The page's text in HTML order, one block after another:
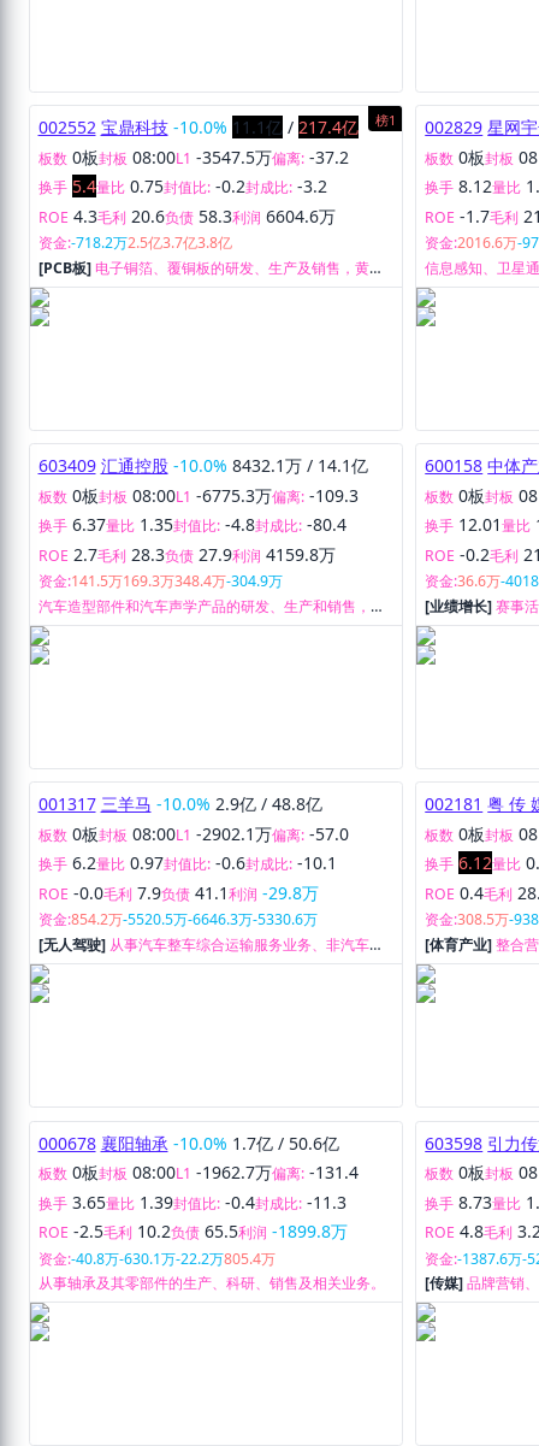
榜1
002552 宝鼎科技 -10.0% 11.1亿 / 217.4亿
板数 0板封板 08:00L1 -3547.5万偏离: -37.2
换手 5.4量比 0.75封值比: -0.2封成比: -3.2
ROE 4.3毛利 20.6负债 58.3利润 6604.6万
资金:-718.2万2.5亿3.7亿3.8亿
[PCB板] 电子铜箔、覆铜板的研发、生产及销售，黄金
采选及销售。
002829 星网
板数 0板封板
换手 8.12量比
ROE -1.7毛利
资金:2016.6万-
信息感知、卫星
603409 汇通控股 -10.0% 8432.1万 / 14.1亿
板数 0板封板 08:00L1 -6775.3万偏离: -109.3
换手 6.37量比 1.35封值比: -4.8封成比: -80.4
ROE 2.7毛利 28.3负债 27.9利润 4159.8万
资金:141.5万169.3万348.4万-304.9万
汽车造型部件和汽车声学产品的研发、生产和销售，以
及汽车车轮总成分装业务。
600158 中体
板数 0板封板
换手 12.01量比
ROE -0.2毛利
资金:36.6万-
[业绩增长]赛事
票、线下体育空
运营、资本运作
001317 三羊马 -10.0% 2.9亿 / 48.8亿
板数 0板封板 08:00L1 -2902.1万偏离: -57.0
换手 6.2量比 0.97封值比: -0.6封成比: -10.1
ROE -0.0毛利 7.9负债 41.1利润 -29.8万
资金:854.2万-5520.5万-6646.3万-5330.6万
[无人驾驶] 从事汽车整车综合运输服务业务、非汽车商
品综合运输服务业务、仓储服务。
002181 粤 传
板数 0板封板
换手 6.12量比
ROE 0.4毛利
资金:308.5万-
[体育产业]整合
务、文创园区运
业务、教育培训
000678 襄阳轴承 -10.0% 1.7亿 / 50.6亿
板数 0板封板 08:00L1 -1962.7万偏离: -131.4
换手 3.65量比 1.39封值比: -0.4封成比: -11.3
ROE -2.5毛利 10.2负债 65.5利润 -1899.8万
资金:-40.8万-630.1万-22.2万805.4万
从事轴承及其零部件的生产、科研、销售及相关业务。
603598 引力
板数 0板封板
换手 8.73量比
ROE 4.8毛利
资金:-1387.6万-
[传媒]品牌营销
营服务和数据咨